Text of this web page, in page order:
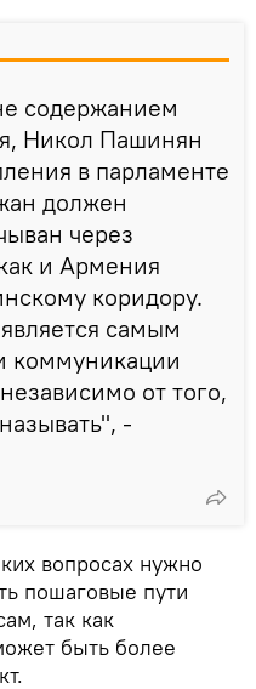
содержанием
Никол Пашинян
в парламенте
должен
через
и Армения
коридору.
самым
коммуникации
от того,
-
вопросах нужно
пошаговые пути
так как
быть более